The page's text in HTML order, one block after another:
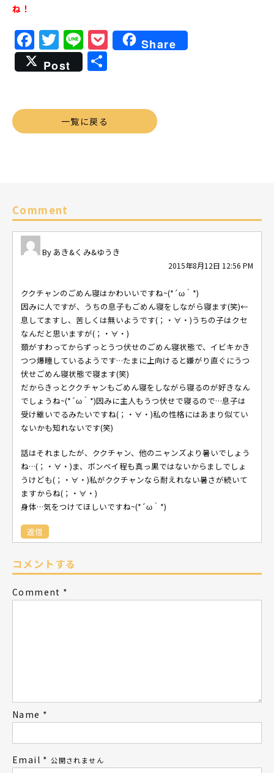
ね！
Facebook
Twitter
LinePocket
Share
Post
共
一覧に戻る
Comment
あき&くみ&ゆうき
2015年8月12日 12:56 PM
ククチャンのごめん寝はかわいいですね~(*´ω｀*)
因みに人ですが、うちの息子もごめん寝をしながら寝ます(笑)←
息してますし、苦しくは無いようです(；・∀・)うちの子はクセ
なんだと思いますが(；・∀・)
頚がすわってからずっとうつ伏せのごめん寝状態で、イビキかき
つつ爆睡しているようです…たまに上向けると嫌がり直ぐにうつ
伏せごめん寝状態で寝ます(笑)
だからきっとククチャンもごめん寝をしながら寝るのが好きなん
でしょうね~(*´ω｀*)因みに主人もうつ伏せで寝るので…息子は
受け継いでるみたいですね(；・∀・)私の性格にはあまり似てい
ないかも知れないです(笑)
話はそれましたが、ククチャン、他のニャンズより暑いでしょう
ね…(；・∀・)ま、ボンベイ程も真っ黒ではないからましでしょ
うけども(；・∀・)私がククチャンなら耐えれない暑さが続いて
ますからね(；・∀・)
身体…気をつけてほしいですね~(*´ω｀*)
返信
コメントする
Comment *
Name *
Email * 公開されません